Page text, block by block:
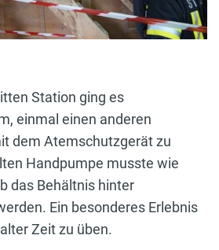
Station ging es
einmal einen anderen
dem Atemschutzgerät zu
Handpumpe musste wie
das Behältnis hinter
Ein besonderes Erlebnis
Zeit zu üben.